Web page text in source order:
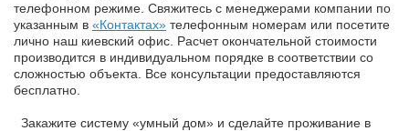
телефонном режиме. Свяжитесь с менеджерами компании по
указанным в «Контактах» телефонным номерам или посетите
лично наш киевский офис. Расчет окончательной стоимости
производится в индивидуальном порядке в соответствии со
сложностью объекта. Все консультации предоставляются
бесплатно.
Закажите систему «умный дом» и сделайте проживание в